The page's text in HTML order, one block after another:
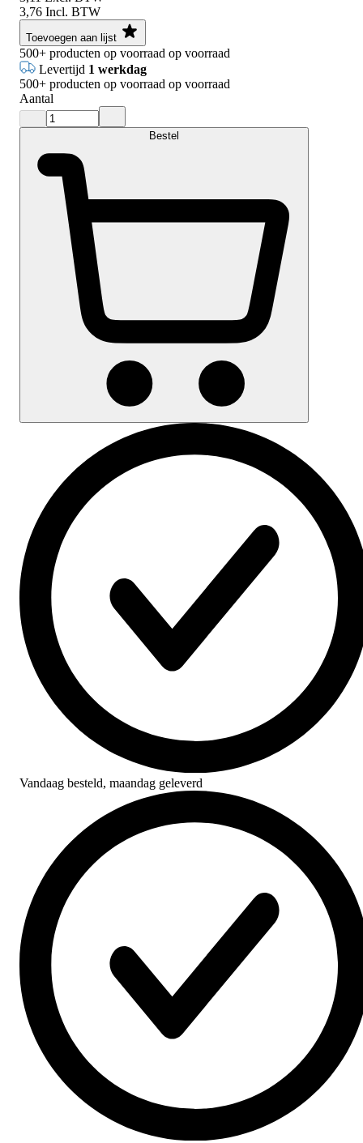
3,76 Incl. BTW
Toevoegen aan lijst
500+ producten op voorraad op voorraad
Levertijd 1 werkdag
500+ producten op voorraad op voorraad
Aantal
Bestel
Vandaag besteld, maandag geleverd